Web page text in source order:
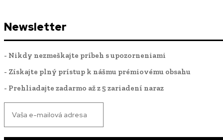
Newsletter
- Nikdy nezmeškajte príbeh s upozorneniami
- Získajte plný prístup k nášmu prémiovému obsahu
- Prehliadajte zadarmo až z 5 zariadení naraz